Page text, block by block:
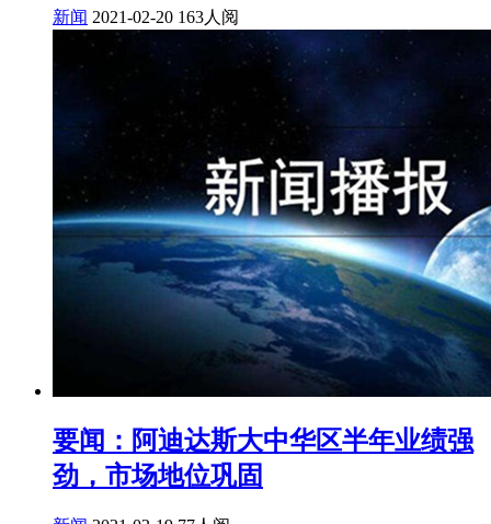
新闻 2021-02-20 163人阅
要闻：阿迪达斯大中华区半年业绩强
劲，市场地位巩固